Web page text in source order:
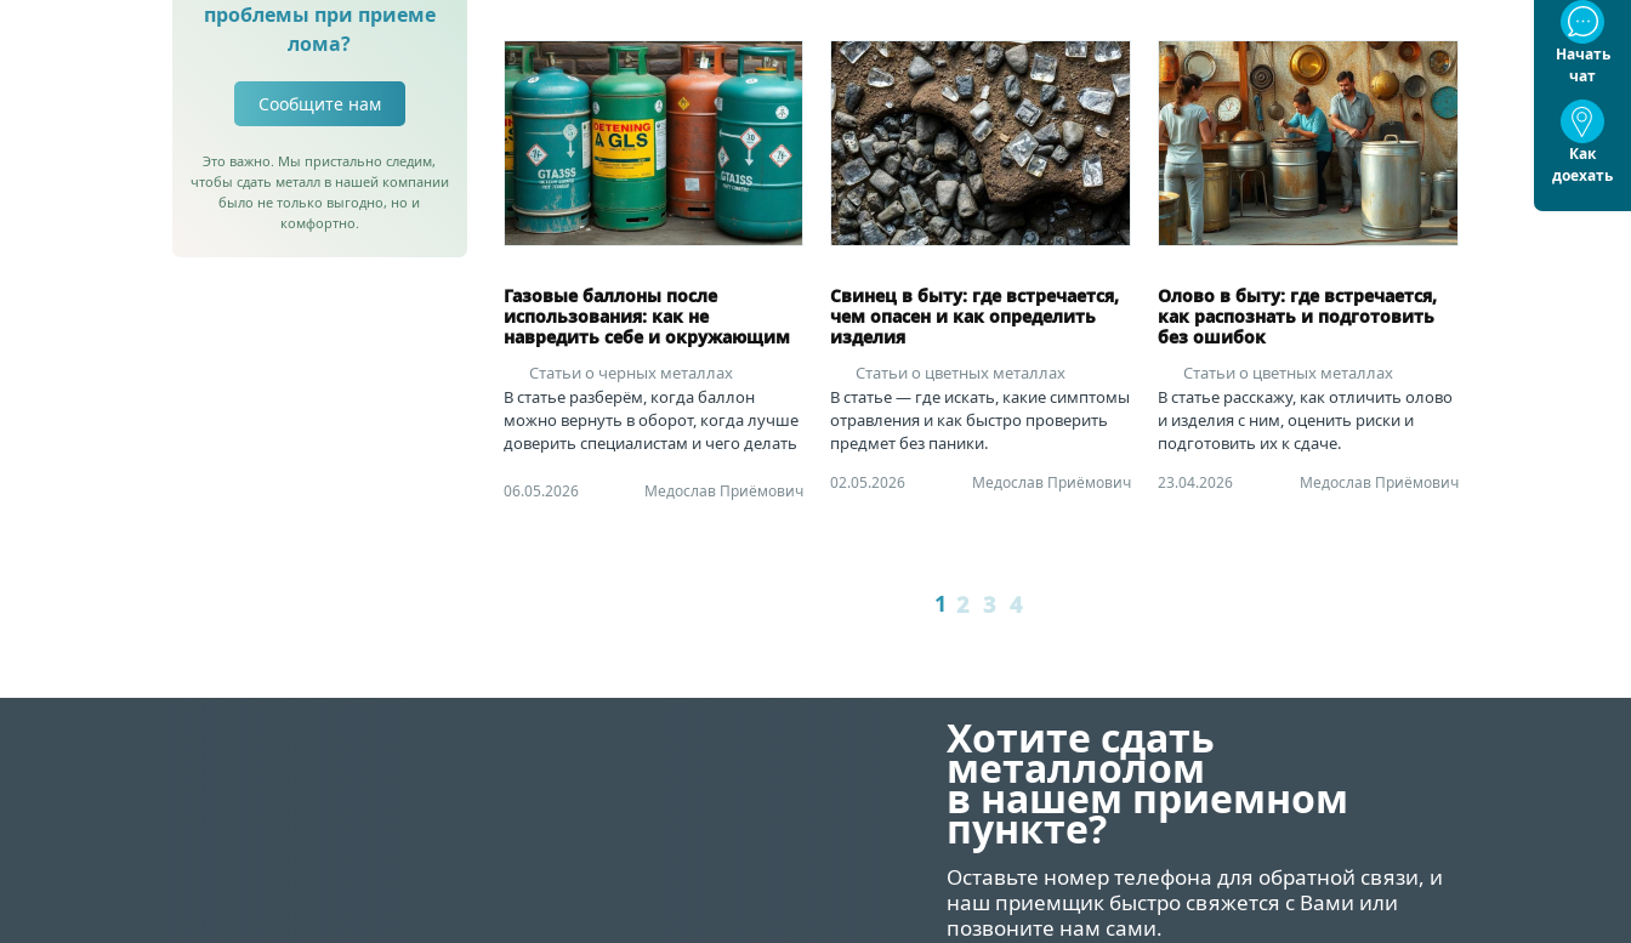
Газовые баллоны после
использования: как не
навредить себе и окружающим
Статьи о черных металлах
В статье разберём, когда баллон
можно вернуть в оборот, когда лучше
доверить специалистам и чего делать
06.05.2026 Медослав Приёмович
Свинец в быту: где встречается,
чем опасен и как определить
изделия
Статьи о цветных металлах
В статье — где искать, какие симптомы
отравления и как быстро проверить
предмет без паники.
02.05.2026 Медослав Приёмович
Олово в быту: где встречается,
как распознать и подготовить
без ошибок
Статьи о цветных металлах
В статье расскажу, как отличить олово
и изделия с ним, оценить риски и
подготовить их к сдаче.
23.04.2026 Медослав Приёмович
1 2 3 4
проблемы при приеме
лома?
Сообщите нам
Это важно. Мы пристально следим,
чтобы сдать металл в нашей компании
было не только выгодно, но и
комфортно.
Начать
чат
Как
доехать
Хотите сдать
металлолом
в нашем приемном
пункте?
Оставьте номер телефона для обратной связи, и
наш приемщик быстро свяжется с Вами или
позвоните нам сами.